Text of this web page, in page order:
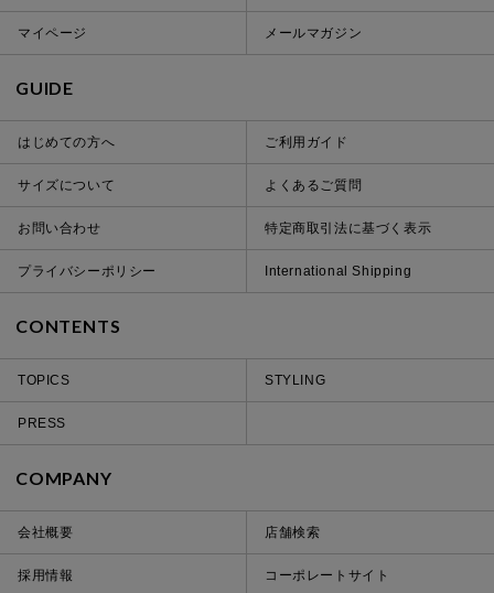
マイページ メールマガジン
GUIDE
はじめての方へ ご利用ガイド
サイズについて よくあるご質問
お問い合わせ 特定商取引法に基づく表示
プライバシーポリシー International Shipping
CONTENTS
TOPICS STYLING
PRESS
COMPANY
会社概要 店舗検索
採用情報 コーポレートサイト